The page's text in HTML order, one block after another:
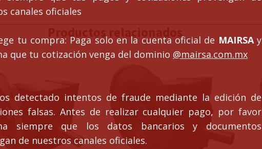
canales oficiales
tu compra: Paga solo en la cuenta oficial de MAIRSAy
que tu cotización venga del dominio @mairsa.com.mx
detectado intentos de fraude mediante la edición de
falsas. Antes de realizar cualquier pago, por favor
siempre que los datos bancarios y documentos
de nuestros canales oficiales.
Productos relacionados